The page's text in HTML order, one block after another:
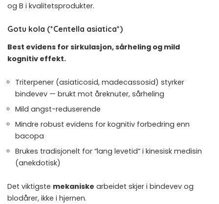
og B i kvalitetsprodukter.
Gotu kola (*Centella asiatica*)
Best evidens for sirkulasjon, sårheling og mild
kognitiv effekt.
Triterpener (asiaticosid, madecassosid) styrker
bindevev — brukt mot åreknuter, sårheling
Mild angst-reduserende
Mindre robust evidens for kognitiv forbedring enn
bacopa
Brukes tradisjonelt for “lang levetid” i kinesisk medisin
(anekdotisk)
Det viktigste mekaniske arbeidet skjer i bindevev og
blodårer, ikke i hjernen.